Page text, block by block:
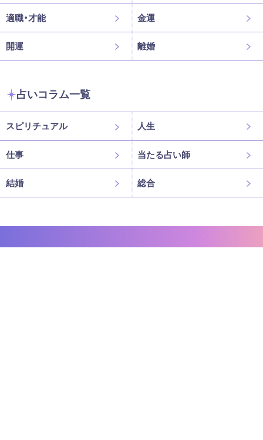
適職・才能 金運
開運 離婚
占いコラム一覧
スピリチュアル 人生
仕事 当たる占い師
結婚 総合